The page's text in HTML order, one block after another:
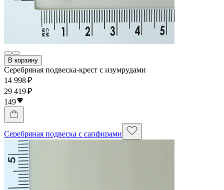
В корзину
Серебряная подвеска-крест с изумрудами
14 998 ₽
29 419 ₽
149
Серебряная подвеска с сапфирами